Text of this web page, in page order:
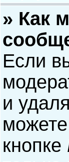
» Как
Если
и
кнопке